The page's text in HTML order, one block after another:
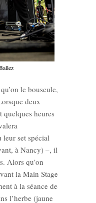
le bouscule,
deux
quelques heures
leur set spécial
à Nancy) –, il
Alors qu’on
la Main Stage
à la séance de
l’herbe (jaune